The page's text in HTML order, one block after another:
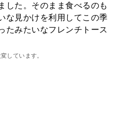
した。そのまま食べるのも
な見かけを利用してこの季
みたいなフレンチトース
しています。